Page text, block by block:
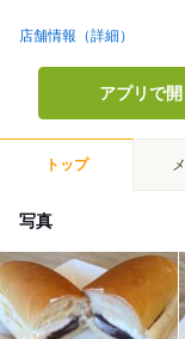
店舗情報（詳細）
アプリで開
トップ
写真